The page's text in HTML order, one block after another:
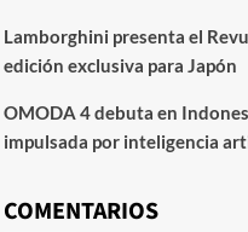
Lamborghini presenta el
edición exclusiva para Japón
OMODA 4 debuta en
impulsada por inteligencia
COMENTARIOS